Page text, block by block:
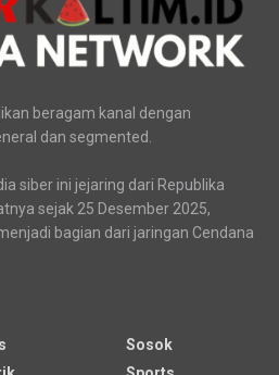
beragam kanal dengan
dan segmented.
siber ini jejaring dari Republika
sejak 25 Desember 2025,
bagian dari jaringan Cendana
Sosok